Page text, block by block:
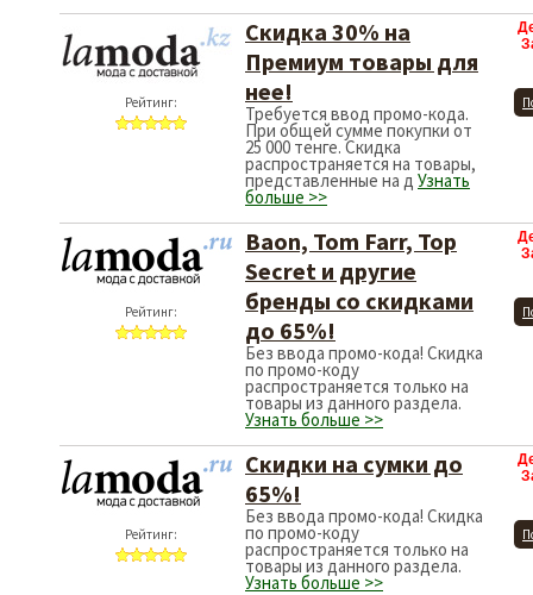
Рейтинг:
Скидка 30% на
Премиум товары для
нее!
Требуется ввод промо-кода.
При общей сумме покупки от
25 000 тенге. Скидка
распространяется на товары,
представленные на д Узнать
больше >>
Рейтинг:
Baon, Tom Farr, Top
Secret и другие
бренды со скидками
до 65%!
Без ввода промо-кода! Скидка
по промо-коду
распространяется только на
товары из данного раздела.
Узнать больше >>
Рейтинг:
Скидки на сумки до
65%!
Без ввода промо-кода! Скидка
по промо-коду
распространяется только на
товары из данного раздела.
Узнать больше >>